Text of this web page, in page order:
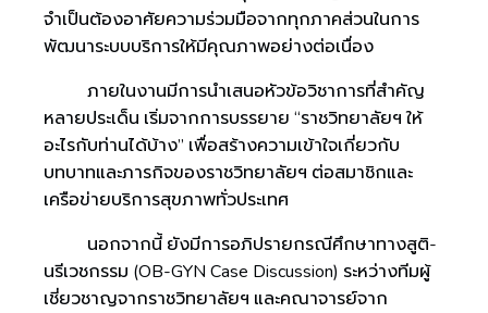
จำเป็นต้องอาศัยความร่วมมือจากทุกภาคส่วนในการ
พัฒนาระบบบริการให้มีคุณภาพอย่างต่อเนื่อง
ภายในงานมีการนำเสนอหัวข้อวิชาการที่สำคัญ
หลายประเด็น เริ่มจากการบรรยาย “ราชวิทยาลัยฯ ให้
อะไรกับท่านได้บ้าง” เพื่อสร้างความเข้าใจเกี่ยวกับ
บทบาทและภารกิจของราชวิทยาลัยฯ ต่อสมาชิกและ
เครือข่ายบริการสุขภาพทั่วประเทศ
นอกจากนี้ ยังมีการอภิปรายกรณีศึกษาทางสูติ-
นรีเวชกรรม (OB-GYN Case Discussion) ระหว่างทีมผู้
เชี่ยวชาญจากราชวิทยาลัยฯ และคณาจารย์จาก